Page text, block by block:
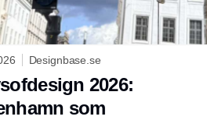
Designbase.se
2026:
som